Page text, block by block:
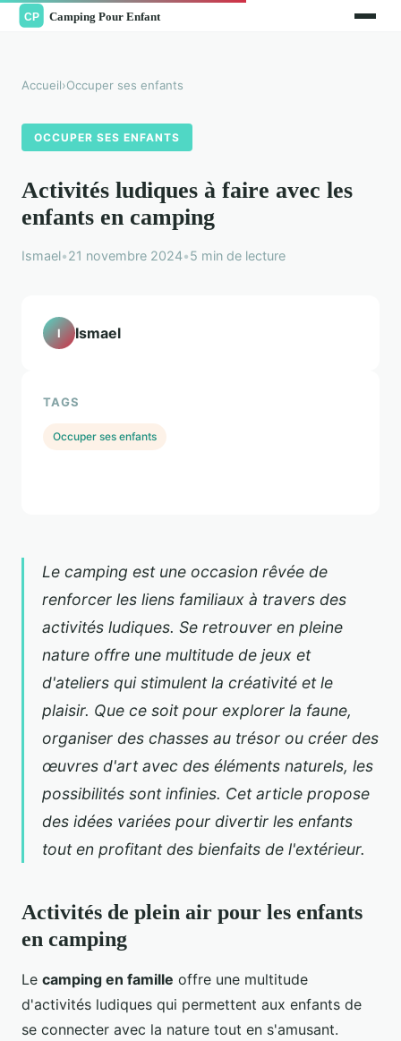
Accueil›Occuper ses enfants
OCCUPER SES ENFANTS
Activités ludiques à faire avec les
enfants en camping
Ismael•21 novembre 2024•5 min de lecture
Le camping est une occasion rêvée de
renforcer les liens familiaux à travers des
activités ludiques. Se retrouver en pleine
nature offre une multitude de jeux et
d'ateliers qui stimulent la créativité et le
plaisir. Que ce soit pour explorer la faune,
organiser des chasses au trésor ou créer des
œuvres d'art avec des éléments naturels, les
possibilités sont infinies. Cet article propose
des idées variées pour divertir les enfants
tout en profitant des bienfaits de l'extérieur.
Activités de plein air pour les enfants
en camping
Le camping en famille offre une multitude
d'activités ludiques qui permettent aux enfants de
se connecter avec la nature tout en s'amusant.
I Ismael
TAGS
Occuper ses enfants